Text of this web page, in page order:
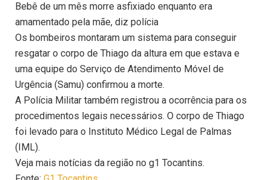
Bebê de um mês morre asfixiado enquanto era
amamentado pela mãe, diz polícia
Os bombeiros montaram um sistema para conseguir
resgatar o corpo de Thiago da altura em que estava e
uma equipe do Serviço de Atendimento Móvel de
Urgência (Samu) confirmou a morte.
A Polícia Militar também registrou a ocorrência para os
procedimentos legais necessários. O corpo de Thiago
foi levado para o Instituto Médico Legal de Palmas
(IML).
Veja mais notícias da região no g1 Tocantins.